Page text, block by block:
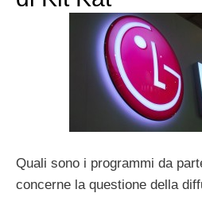
Quali sono i programmi da
concerne la questione della